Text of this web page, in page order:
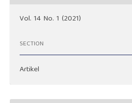
Vol. 14 No. 1 (2021)
SECTION
Artikel